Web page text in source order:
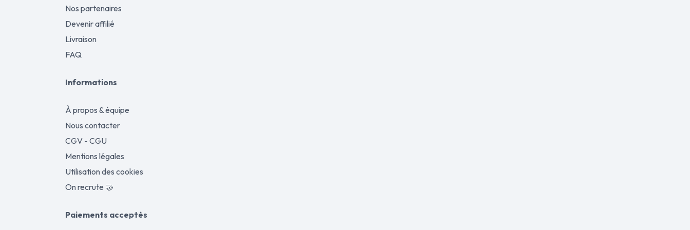
Nos partenaires
Devenir affilié
Livraison
FAQ
Informations
À propos & équipe
Nous contacter
CGV - CGU
Mentions légales
Utilisation des cookies
On recrute 🤝
Paiements acceptés